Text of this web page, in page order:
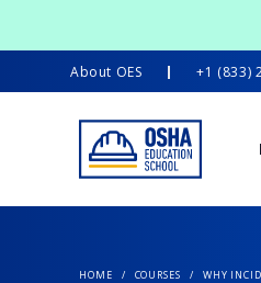
About OES +1 (833)
HOME / COURSES / WHY